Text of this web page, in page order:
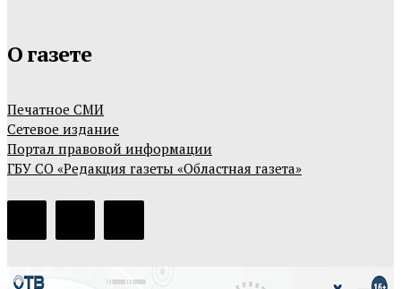
О газете
Печатное СМИ
Сетевое издание
Портал правовой информации
ГБУ СО «Редакция газеты «Областная газета»